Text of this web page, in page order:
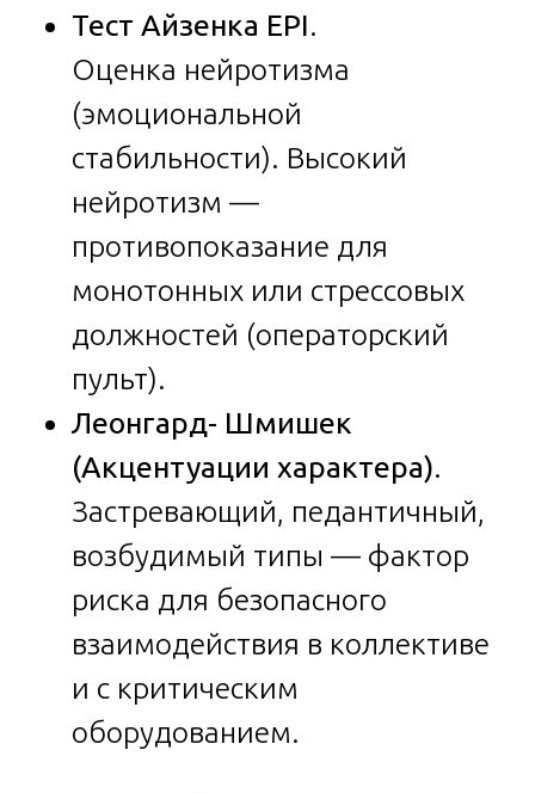
Тест Айзенка EPI.
Оценка нейротизма
(эмоциональной
стабильности). Высокий
нейротизм —
противопоказание для
монотонных или стрессовых
должностей (операторский
пульт).
Леонгард- Шмишек
(Акцентуации характера).
Застревающий, педантичный,
возбудимый типы — фактор
риска для безопасного
взаимодействия в коллективе
и с критическим
оборудованием.